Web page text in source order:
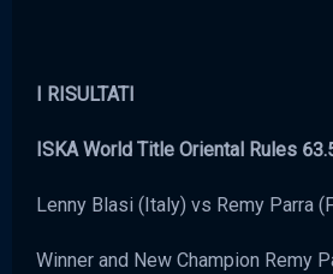
I RISULTATI
ISKA World Title Oriental Rules
Lenny Blasi (Italy) vs Remy Parra
Winner and New Champion Remy